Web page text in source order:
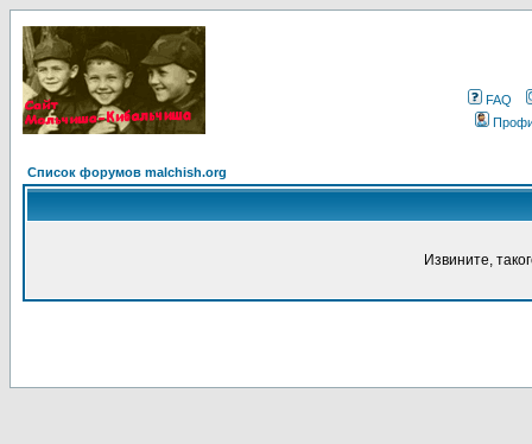
FAQ
Список форумов malchish.org
Извините,